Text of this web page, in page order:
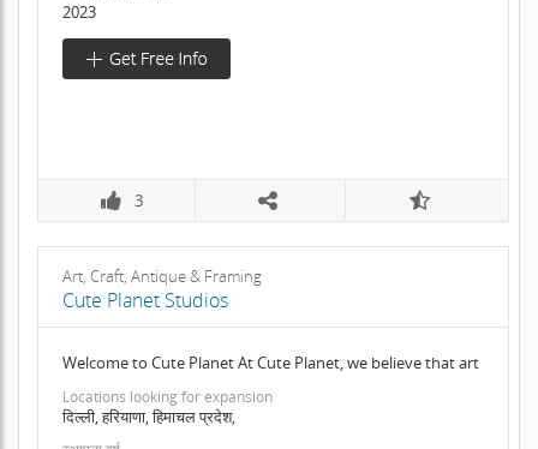
2023
3
Art, Craft, Antique & Framing
Cute Planet Studios
Welcome to Cute Planet At Cute Planet, we believe that art
Locations looking for expansion
दिल्ली, हरियाणा, हिमाचल प्रदेश,